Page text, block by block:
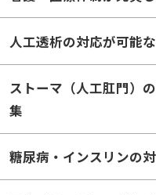
人工透析の対応が可能
ストーマ（人工肛門）
集
糖尿病・インスリンの
胃瘻（胃ろう）の対応